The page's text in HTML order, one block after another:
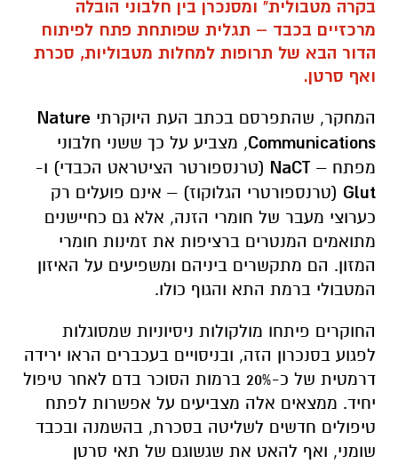
המחקר, שהתפרסם בכתב העת היוקרתיNature
Communications, מצביע על כך ששני חלבוני
מפתח –NaCT
כערוצי מעבר של חומרי הזנה, אלא גם כחיישנים
מתואמים המנטרים ברציפות את זמינות חומרי
המזון. הם מתקשרים ביניהם ומשפיעים על האיזון
המטבולי ברמת התא והגוף כולו.
החוקרים פיתחו מולקולות ניסיוניות שמסוגלות
לפגוע בסנכרון הזה, ובניסויים בעכברים הראו ירידה
דרמטית של כ-20% ברמות הסוכר בדם לאחר טיפול
טיפולים חדשים לשליטה בסכרת, בהשמנה ובכבד
שומני, ואף להאט את שגשוגם של תאי סרטן
שניזונים מגלוקוז.
פרופ’ אוחנה הסביר כי "המחקר הזה משנה באופן
יסודי את הדרך בה אנו מבינים תזונה תאית ואיזון